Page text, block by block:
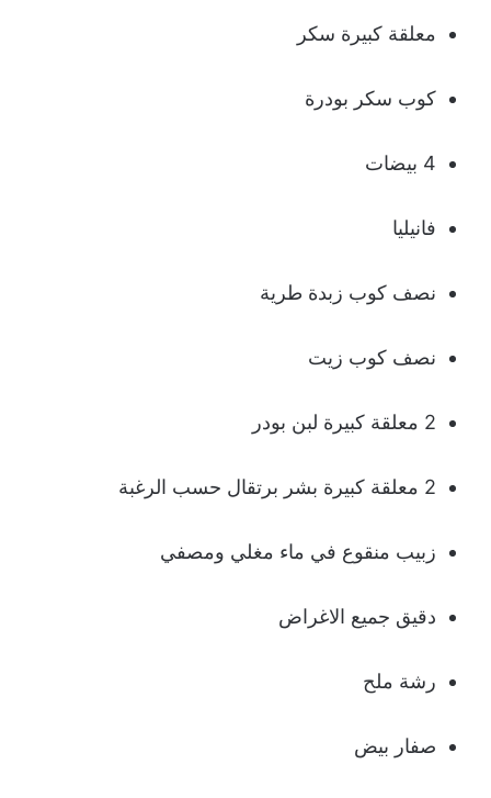
معلقة كبيرة سكر
كوب سكر بودرة
4 بيضات
فانيليا
نصف كوب زبدة طرية
نصف كوب زيت
2 معلقة كبيرة لبن بودر
2 معلقة كبيرة بشر برتقال حسب الرغبة
زبيب منقوع في ماء مغلي ومصفي
دقيق جميع الاغراض
رشة ملح
صفار بيض